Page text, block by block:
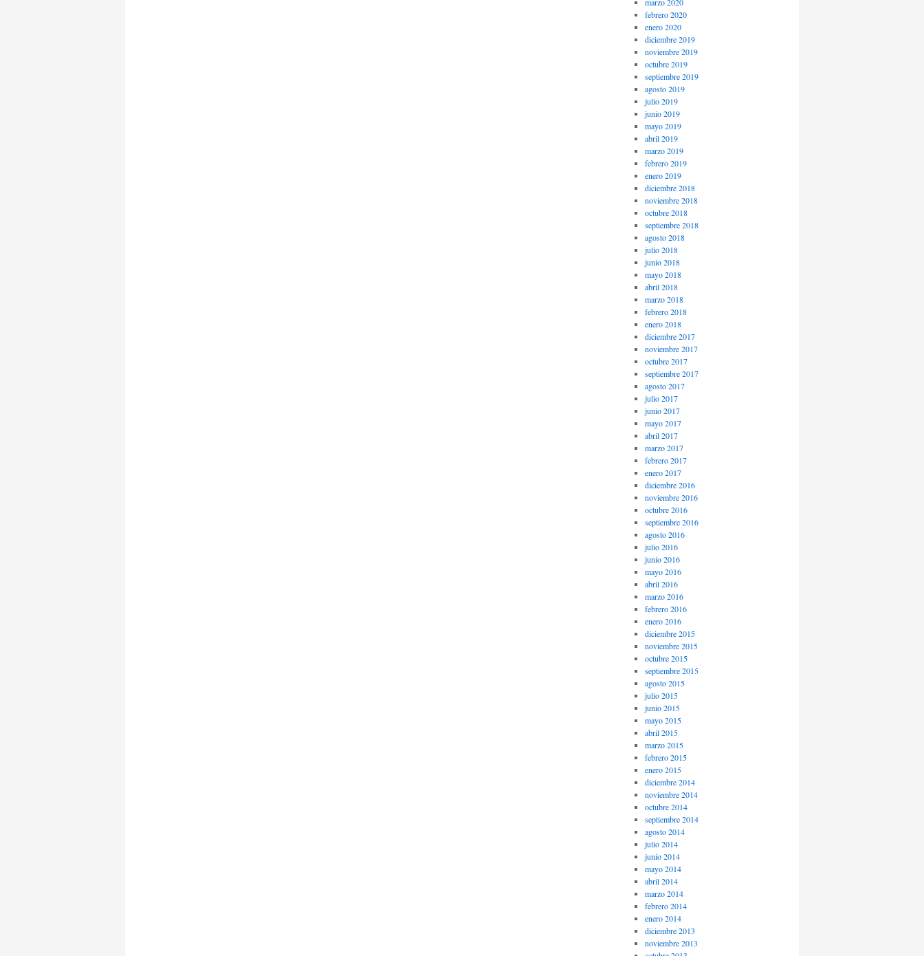
febrero 2020
enero 2020
diciembre 2019
noviembre 2019
octubre 2019
septiembre 2019
agosto 2019
julio 2019
junio 2019
mayo 2019
abril 2019
marzo 2019
febrero 2019
enero 2019
diciembre 2018
noviembre 2018
octubre 2018
septiembre 2018
agosto 2018
julio 2018
junio 2018
mayo 2018
abril 2018
marzo 2018
febrero 2018
enero 2018
diciembre 2017
noviembre 2017
octubre 2017
septiembre 2017
agosto 2017
julio 2017
junio 2017
mayo 2017
abril 2017
marzo 2017
febrero 2017
enero 2017
diciembre 2016
noviembre 2016
octubre 2016
septiembre 2016
agosto 2016
julio 2016
junio 2016
mayo 2016
abril 2016
marzo 2016
febrero 2016
enero 2016
diciembre 2015
noviembre 2015
octubre 2015
septiembre 2015
agosto 2015
julio 2015
junio 2015
mayo 2015
abril 2015
marzo 2015
febrero 2015
enero 2015
diciembre 2014
noviembre 2014
octubre 2014
septiembre 2014
agosto 2014
julio 2014
junio 2014
mayo 2014
abril 2014
marzo 2014
febrero 2014
enero 2014
diciembre 2013
noviembre 2013